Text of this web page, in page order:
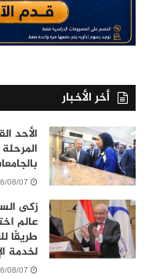
أخر الأخبار
الأحد
2026/08/07
زكى
عالم
طريقًا
لخدمة
2026/08/07